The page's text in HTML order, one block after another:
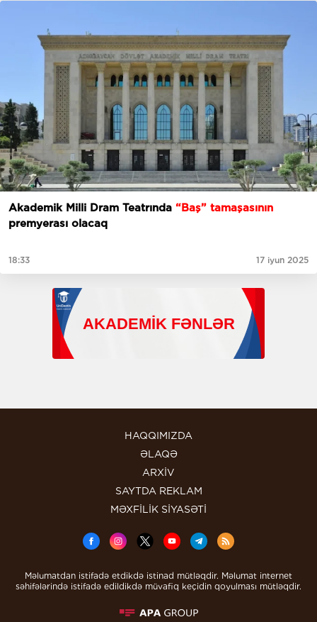
Akademik Milli Dram Teatrında “Baş” tamaşasının
premyerası olacaq
18:33 17 iyun 2025
HAQQIMIZDA
ƏLAQƏ
ARXİV
SAYTDA REKLAM
MƏXFİLİK SİYASƏTİ
Məlumatdan istifadə etdikdə istinad mütləqdir. Məlumat internet
səhifələrində istifadə edildikdə müvafiq keçidin qoyulması mütləqdir.